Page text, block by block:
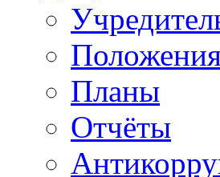
Планы
Отчёты